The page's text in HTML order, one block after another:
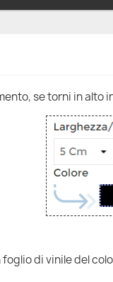
se torni in
foglio di vinile del